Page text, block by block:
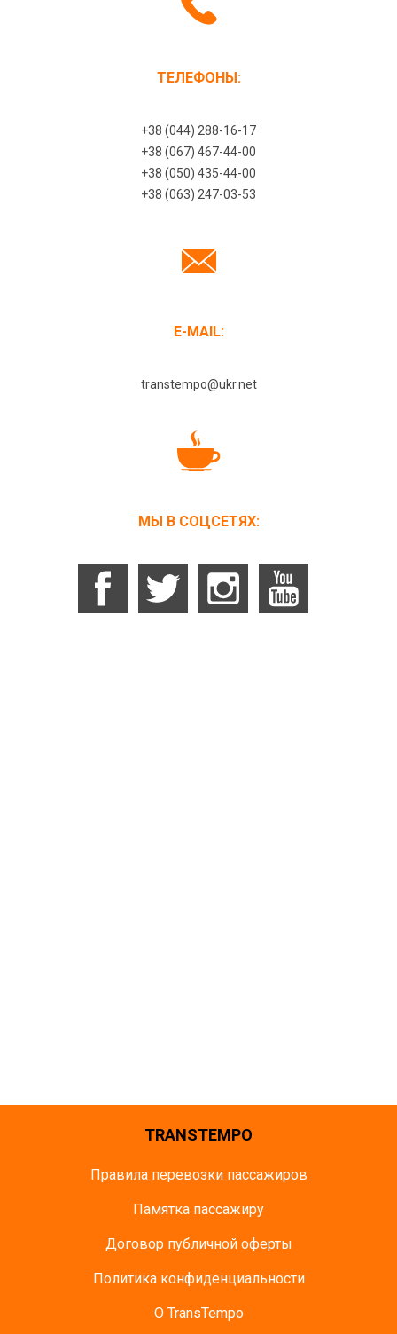
ТЕЛЕФОНЫ:
+38 (044) 288-16-17
+38 (067) 467-44-00
+38 (050) 435-44-00
+38 (063) 247-03-53
E-MAIL:
transtempo@ukr.net
МЫ В СОЦСЕТЯХ:
TRANSTEMPO
Правила перевозки пассажиров
Памятка пасcажиру
Договор публичной оферты
Политика конфиденциальности
О TransTempo